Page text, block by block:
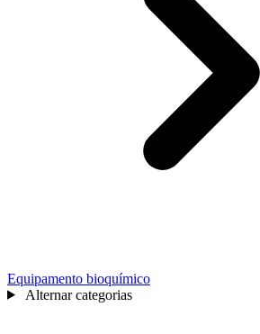
Equipamento bioquímico
Alternar categorias